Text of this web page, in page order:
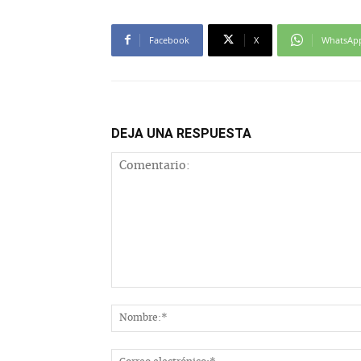
Facebook X
DEJA UNA RESPUESTA